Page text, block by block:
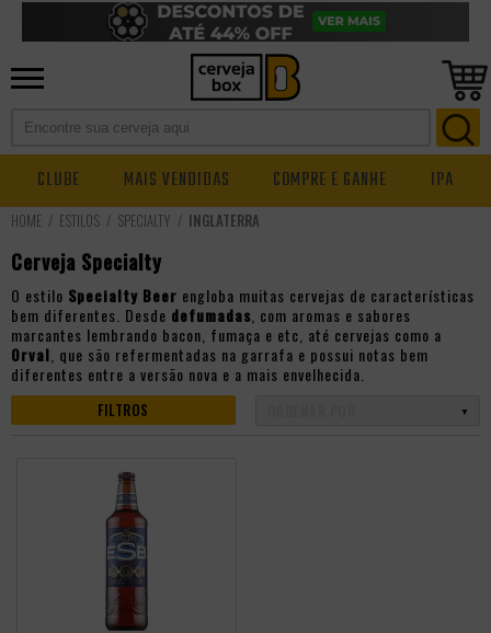
CLUBE MAIS VENDIDAS COMPRE E GANHE IPA
ESTILOS SPECIALTY INGLATERRA
Cerveja Specialty
O estilo Specialty Beer engloba muitas cervejas de características
bem diferentes. Desde defumadas , com aromas e sabores
marcantes lembrando bacon, fumaça e etc, até cervejas como a
Orval , que são refermentadas na garrafa e possui notas bem
diferentes entre a versão nova e a mais envelhecida.
FILTROS